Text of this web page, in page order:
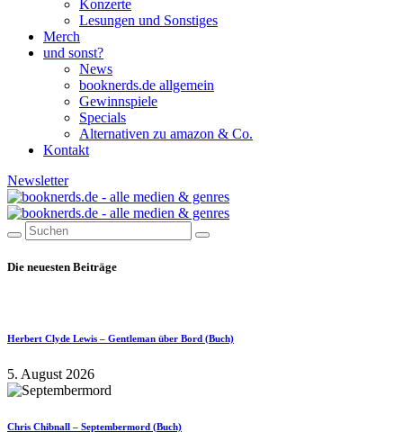
Konzerte
Lesungen und Sonstiges
Merch
und sonst?
News
booknerds.de allgemein
Gewinnspiele
Specials
Alternativen zu amazon & Co.
Kontakt
Newsletter
Die neuesten Beiträge
Herbert Clyde Lewis – Gentleman über Bord (Buch)
5. August 2026
Chris Chibnall – Septembermord (Buch)